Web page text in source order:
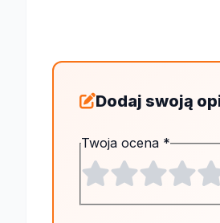
Dodaj swoją
Twoja ocena *